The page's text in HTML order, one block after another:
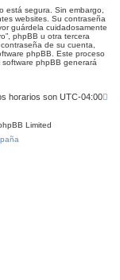
está segura. Sin embargo,
websites. Su contraseña
guárdela cuidadosamente
phpBB u otra tercera
de su cuenta,
phpBB. Este proceso
phpBB generará
horarios son UTC-04:00
Limited